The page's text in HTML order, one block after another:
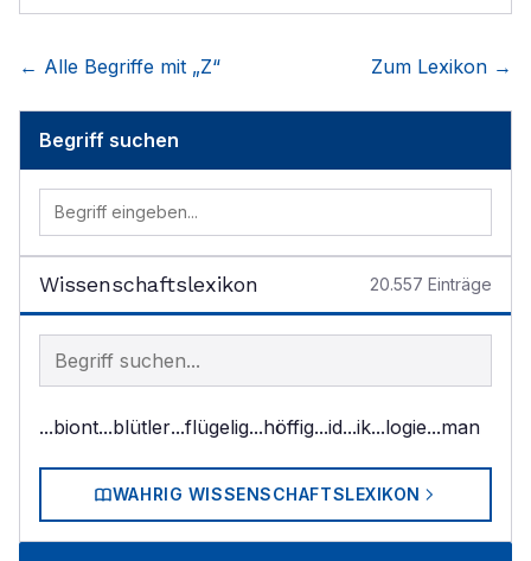
← Alle Begriffe mit „Z“ Zum Lexikon →
Begriff suchen
Wissenschaftslexikon 20.557 Einträge
Begriff im Lexikon suchen
...biont...blütler...flügelig...höffig...id...ik...logie...man
WAHRIG WISSENSCHAFTSLEXIKON